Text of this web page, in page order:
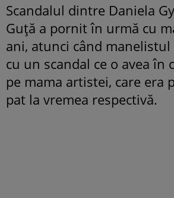
Scandalul dintre Daniela
Guță a pornit în urmă cu
ani, atunci când
cu un scandal ce o avea în
pe mama artistei, care era
pat la vremea respectivă.